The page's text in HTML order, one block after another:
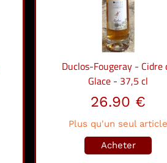
Duclos-Fougeray - Cidre
Glace - 37,5 cl
26.90 €
Plus qu'un seul
Acheter